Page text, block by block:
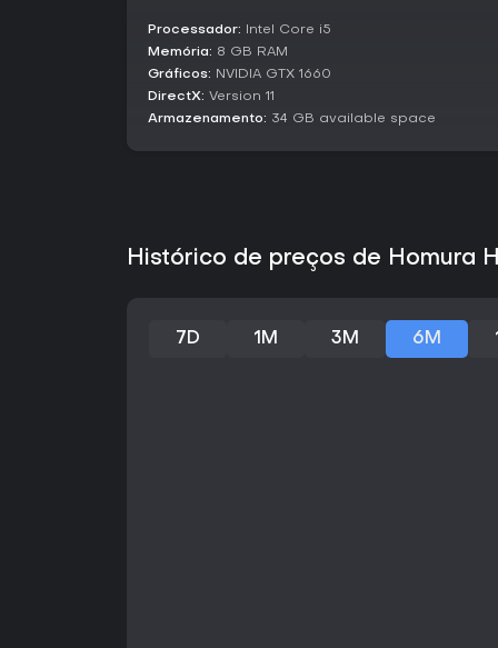
Processador: Intel Core i5
Memória: 8 GB RAM
Gráficos: NVIDIA GTX 1660
DirectX: Version 11
Armazenamento: 34 GB available space
Histórico de preços de Homura
7D 1M 3M 6M